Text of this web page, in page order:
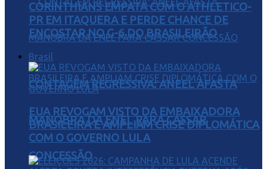
CONTAGEM REGRESSIVA: ANEEL AFASTA
MANOBRA DA ENEL PARA CASSAR
CONCESSÃO
CORINTHIANS EMPATA COM O ATHLETICO-
PR EM ITAQUERA E PERDE CHANCE DE
ENCOSTAR NO G-6 DO BRASILEIRÃO
Brasil
EUA REVOGAM VISTO DA EMBAIXADORA
BRASILEIRA E AMPLIAM CRISE DIPLOMÁTICA
COM O GOVERNO LULA